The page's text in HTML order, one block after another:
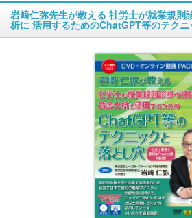
岩﨑仁弥先生が教える 社労士が就業規則
析に 活用するためのChatGPT等のテク